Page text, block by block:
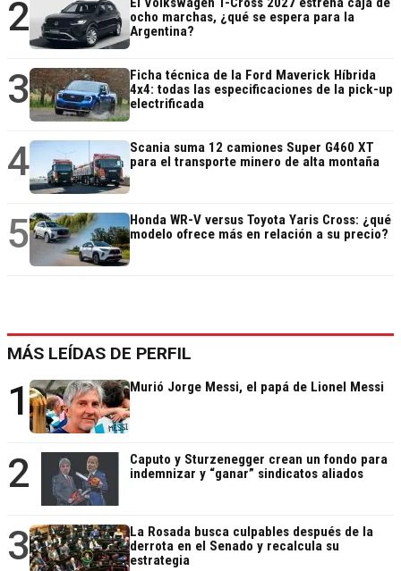
2
ocho marchas, ¿qué se espera para la
Argentina?
3
Ficha técnica de la Ford Maverick Híbrida
4x4: todas las especificaciones de la pick-up
electrificada
4
Scania suma 12 camiones Super G460 XT
para el transporte minero de alta montaña
5
Honda WR-V versus Toyota Yaris Cross: ¿qué
modelo ofrece más en relación a su precio?
MÁS LEÍDAS DE PERFIL
1 Murió Jorge Messi, el papá de Lionel Messi
2
Caputo y Sturzenegger crean un fondo para
indemnizar y “ganar” sindicatos aliados
3
La Rosada busca culpables después de la
derrota en el Senado y recalcula su
estrategia